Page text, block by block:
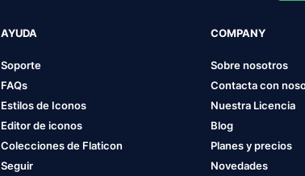
AYUDA
Soporte
FAQs
Estilos de Iconos
Editor de iconos
Colecciones de Flaticon
Seguir
COMPANY
Sobre nosotros
Contacta con
Nuestra Licencia
Blog
Planes y precios
Novedades